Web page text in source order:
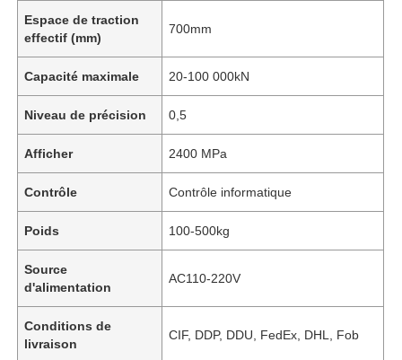
Espace de traction
effectif (mm)
700mm
Capacité maximale 20-100 000kN
Niveau de précision 0,5
Afficher 2400 MPa
Contrôle Contrôle informatique
Poids 100-500kg
Source
d'alimentation
AC110-220V
Conditions de
livraison
CIF, DDP, DDU, FedEx, DHL, Fob